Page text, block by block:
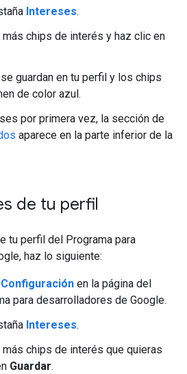
Intereses.
más chips de interés y haz clic en
guardan en tu perfil y los chips
de color azul.
por primera vez, la sección de
aparece en la parte inferior de la
de tu perfil
tu perfil del Programa para
haz lo siguiente:
Configuración en la página del
para desarrolladores de Google.
Intereses.
chips de interés que quieras
Guardar.